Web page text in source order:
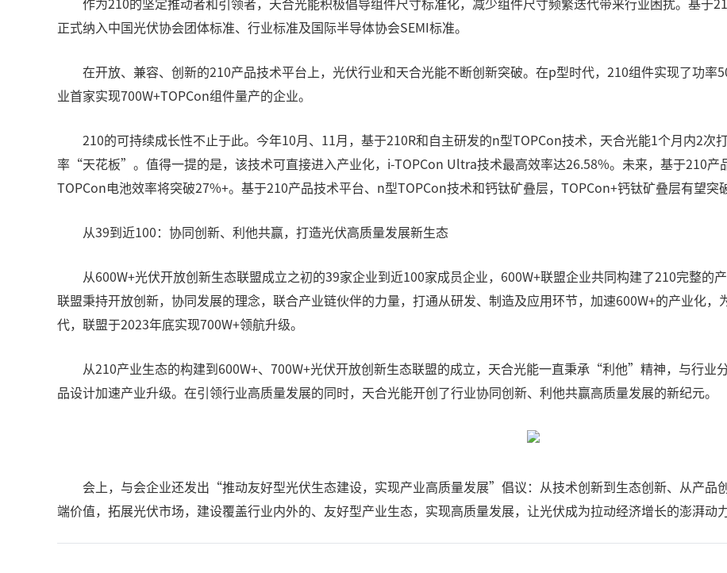
正式纳入中国光伏协会团体标准、行业标准及国际半导体协会SEMI标准。
在开放、兼容、创新的210产品技术平台上，光伏行业和天合光能不断创新突破。在p型时代，210组件实现了功
业首家实现700W+TOPCon组件量产的企业。
210的可持续成长性不止于此。今年10月、11月，基于210R和自主研发的n型TOPCon技术，天合光能1个月内2次
率“天花板”。值得一提的是，该技术可直接进入产业化，i-TOPCon Ultra技术最高效率达26.58%。未来，基于210产
TOPCon电池效率将突破27%+。基于210产品技术平台、n型TOPCon技术和钙钛矿叠层，TOPCon+钙钛矿叠层有望突
从39到近100：协同创新、利他共赢，打造光伏高质量发展新生态
从600W+光伏开放创新生态联盟成立之初的39家企业到近100家成员企业，600W+联盟企业共同构建了210完整的
联盟秉持开放创新，协同发展的理念，联合产业链伙伴的力量，打通从研发、制造及应用环节，加速600W+的产业化
代，联盟于2023年底实现700W+领航升级。
从210产业生态的构建到600W+、700W+光伏开放创新生态联盟的成立，天合光能一直秉承“利他”精神，与行业
品设计加速产业升级。在引领行业高质量发展的同时，天合光能开创了行业协同创新、利他共赢高质量发展的新纪元。
会上，与会企业还发出“推动友好型光伏生态建设，实现产业高质量发展”倡议：从技术创新到生态创新、从产品
端价值，拓展光伏市场，建设覆盖行业内外的、友好型产业生态，实现高质量发展，让光伏成为拉动经济增长的澎湃动力